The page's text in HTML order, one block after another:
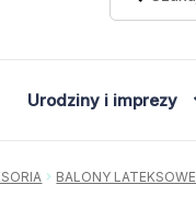
Urodziny i imprezy
BALONY LATEKSOWE